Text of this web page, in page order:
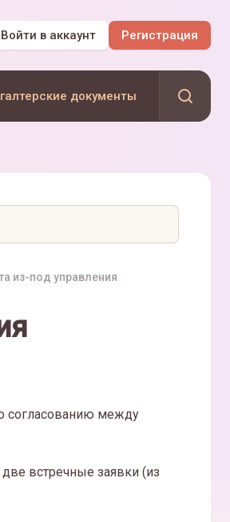
Войти в аккаунт Регистрация
документы
из-под управления
согласованию между
встречные заявки (из